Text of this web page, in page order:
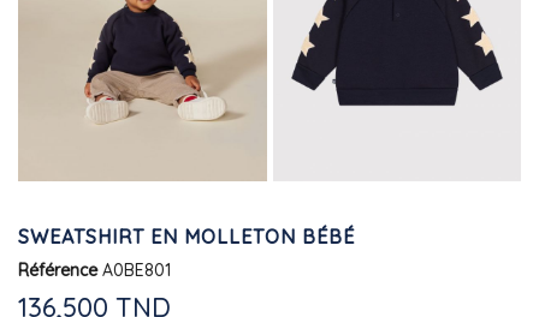
SWEATSHIRT EN MOLLETON BÉBÉ
Référence A0BE801
136,500 TND